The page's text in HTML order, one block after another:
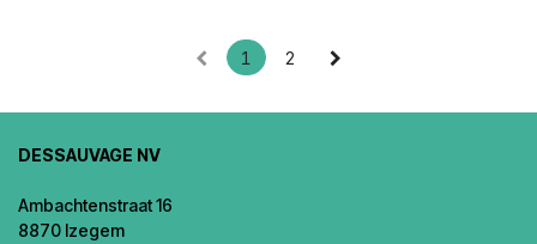
1 2
DESSAUVAGE NV
Ambachtenstraat 16
8870 Izegem